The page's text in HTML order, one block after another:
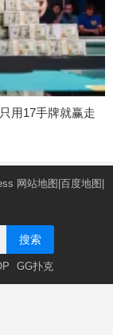
用17手牌就赢走
网站地图 百度地图
搜索
GG扑克